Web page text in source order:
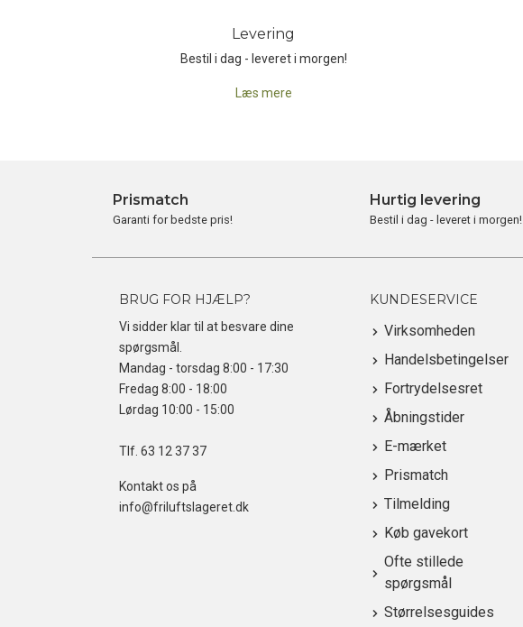
Levering
Bestil i dag - leveret i morgen!
Læs mere
Prismatch
Garanti for bedste pris!
Hurtig levering
Bestil i dag - leveret i morgen!
BRUG FOR HJÆLP?
Vi sidder klar til at besvare dine
spørgsmål.
Mandag - torsdag 8:00 - 17:30
Fredag 8:00 - 18:00
Lørdag 10:00 - 15:00
Tlf. 63 12 37 37
Kontakt os på
info@friluftslageret.dk
KUNDESERVICE
Virksomheden
Handelsbetingelser
Fortrydelsesret
Åbningstider
E-mærket
Prismatch
Tilmelding
Køb gavekort
Ofte stillede
spørgsmål
Størrelsesguides